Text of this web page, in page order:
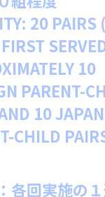
20 PAIRS
10
PARENT-
10
CHILD
各回実施の